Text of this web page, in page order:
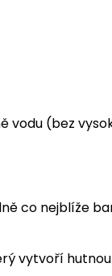
vodu (bez
co nejblíže
vytvoří hutnou